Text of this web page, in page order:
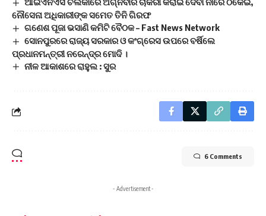
ନୌସେନା ଅଧିକାରୀଙ୍କ ସମେତ ତିନି ଗିରଫ
ଗଣେଶ ପୂଜା ଭସାଣି କମିଟି ବୈଠକ – Fast News Network
ସୋନପୁରରେ ରାଜ୍ୟ ସରକାର ଓ କଂଗ୍ରେସ ଉପରେ ବର୍ଷିଲେ
ପ୍ରଧାନମନ୍ତ୍ରୀ ନରେନ୍ଦ୍ର ମୋଦି ।
ନୀଳ ଆକାଶରେ ରାହୁଲ : ସୁର
6 Comments
- Advertisement -